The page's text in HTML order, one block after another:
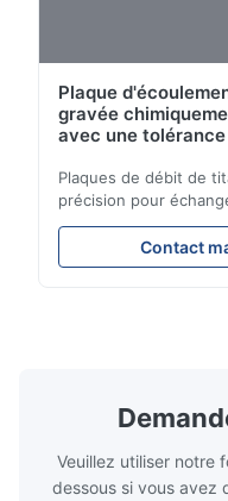
Jan 9.2026
Very good quality
Aaron
Dec 10.2025
Plaque
gravée
avec une
Plaques de débit de
précision pour
haute résistance à la
ensemble de la
Technology est
Contact
Veuillez utiliser notre
dessous si vous avez